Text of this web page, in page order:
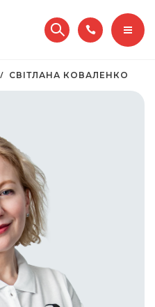
49 99
СВІТЛАНА КОВАЛЕНКО